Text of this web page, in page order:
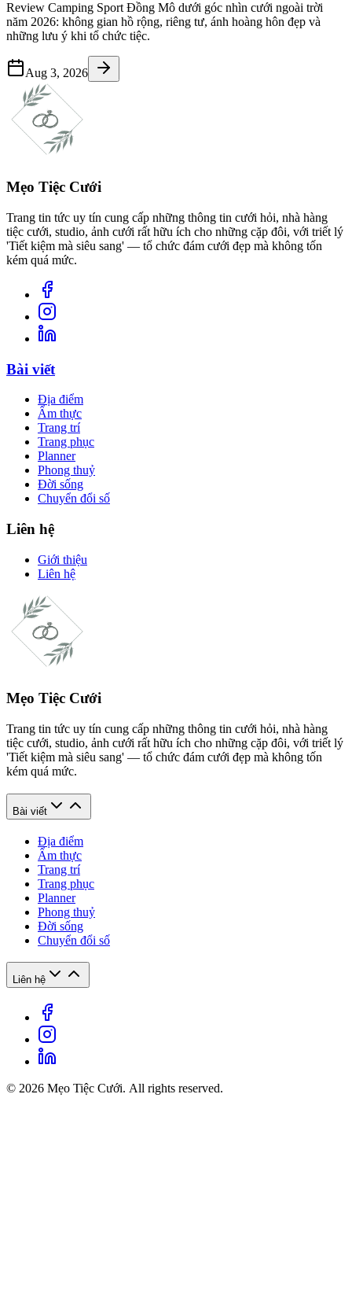
Review Camping Sport Đồng Mô dưới góc nhìn cưới ngoài trời
năm 2026: không gian hồ rộng, riêng tư, ánh hoàng hôn đẹp và
những lưu ý khi tổ chức tiệc.
Aug 3, 2026
Mẹo Tiệc Cưới
Trang tin tức uy tín cung cấp những thông tin cưới hỏi, nhà hàng
tiệc cưới, studio, ảnh cưới rất hữu ích cho những cặp đôi, với triết lý
'Tiết kiệm mà siêu sang' — tổ chức đám cưới đẹp mà không tốn
kém quá mức.
Bài viết
Địa điểm
Ẩm thực
Trang trí
Trang phục
Planner
Phong thuỷ
Đời sống
Chuyển đổi số
Liên hệ
Giới thiệu
Liên hệ
Mẹo Tiệc Cưới
Trang tin tức uy tín cung cấp những thông tin cưới hỏi, nhà hàng
tiệc cưới, studio, ảnh cưới rất hữu ích cho những cặp đôi, với triết lý
'Tiết kiệm mà siêu sang' — tổ chức đám cưới đẹp mà không tốn
kém quá mức.
Bài viết
Địa điểm
Ẩm thực
Trang trí
Trang phục
Planner
Phong thuỷ
Đời sống
Chuyển đổi số
Liên hệ
© 2026 Mẹo Tiệc Cưới. All rights reserved.